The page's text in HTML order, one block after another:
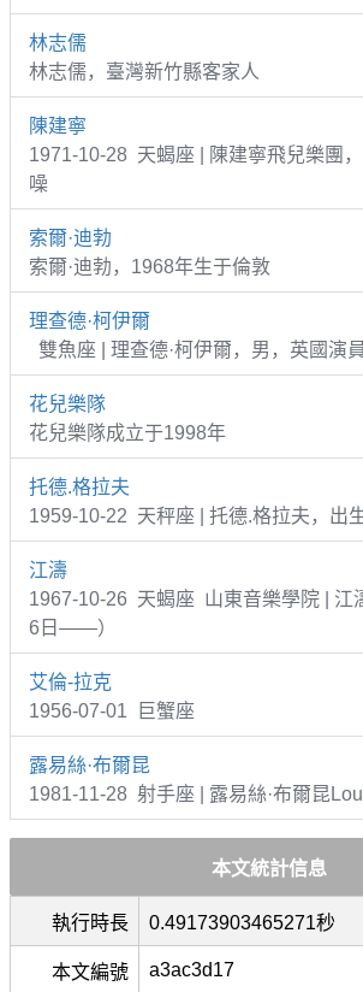
林志儒
林志儒，臺灣新竹縣客家人
陳建寧
1971-10-28 天蝎座 | 陳建寧飛兒樂團
噪
索爾·迪勃
索爾·迪勃，1968年生于倫敦
理查德·柯伊爾
雙魚座 | 理查德·柯伊爾，男，英國演員
花兒樂隊
花兒樂隊成立于1998年
托德.格拉夫
1959-10-22 天秤座 | 托德.格拉夫，出
江濤
1967-10-26 天蝎座 山東音樂學院 | 江
6日——）
艾倫-拉克
1956-07-01 巨蟹座
露易絲·布爾昆
1981-11-28 射手座 | 露易絲·布爾昆
本文統計信息
執行時長 0.49173903465271秒
本文編號 a3ac3d17